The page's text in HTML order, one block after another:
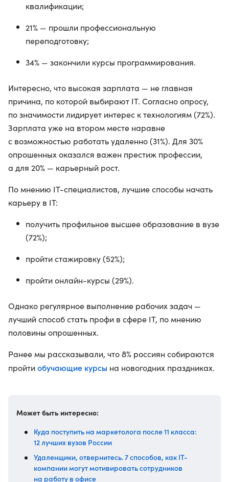
квалификации;
21% — прошли профессиональную
переподготовку;
34% — закончили курсы программирования.
Интересно, что высокая зарплата — не главная
причина, по которой выбирают IT. Согласно опросу,
по значимости лидирует интерес к технологиям (72%).
Зарплата уже на втором месте наравне
с возможностью работать удаленно (31%). Для 30%
опрошенных оказался важен престиж профессии,
а для 20% — карьерный рост.
По мнению IT-специалистов, лучшие способы начать
карьеру в IT:
получить профильное высшее образование в вузе
(72%);
пройти стажировку (52%);
пройти онлайн-курсы (29%).
Однако регулярное выполнение рабочих задач —
лучший способ стать профи в сфере IT, по мнению
половины опрошенных.
Ранее мы рассказывали, что 8% россиян собираются
пройтиобучающие курсы на новогодних праздниках.
Может быть интересно:
Куда поступить на маркетолога после 11 класса:
12 лучших вузов России
Удаленщики, отвернитесь. 7 способов, как IT-
компании могут мотивировать сотрудников
на работу в офисе